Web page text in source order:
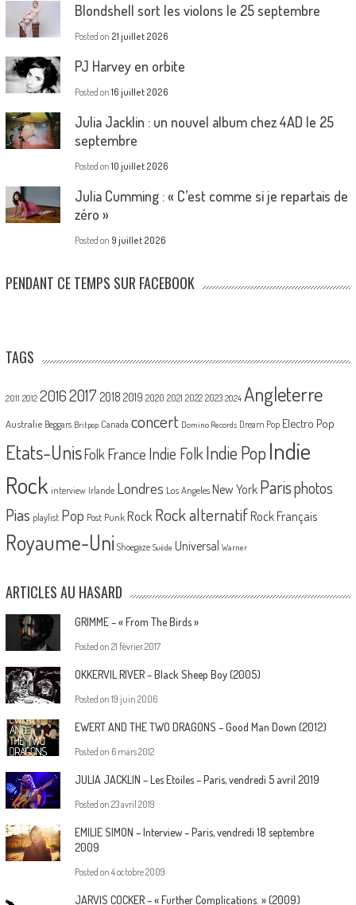
Blondshell sort les violons le 25 septembre
Posted on 21 juillet 2026
PJ Harvey en orbite
Posted on 16 juillet 2026
Julia Jacklin : un nouvel album chez 4AD le 25
septembre
Posted on 10 juillet 2026
Julia Cumming : « C’est comme si je repartais de
zéro »
Posted on 9 juillet 2026
PENDANT CE TEMPS SUR FACEBOOK
TAGS
2011 2012 20162017 2018 2019 2020 2021 2022 2023 2024 Angleterre
Australie Beggars Britpop Canada concert Domino Records Dream Pop Electro Pop
Etats-UnisFolk France Indie Folk Indie PopIndie
Rock interview Irlande Londres Los Angeles New York Parisphotos
Pias playlist Pop Post Punk Rock Rock alternatif Rock Français
Royaume-Uni Shoegaze Suède Universal Warner
ARTICLES AU HASARD
GRIMME – « From The Birds »
Posted on 21 février 2017
OKKERVIL RIVER – Black Sheep Boy (2005)
Posted on 19 juin 2006
EWERT AND THE TWO DRAGONS – Good Man Down (2012)
Posted on 6 mars 2012
JULIA JACKLIN – Les Etoiles – Paris, vendredi 5 avril 2019
Posted on 23 avril 2019
EMILIE SIMON – Interview – Paris, vendredi 18 septembre
2009
Posted on 4 octobre 2009
JARVIS COCKER – « Further Complications. » (2009)